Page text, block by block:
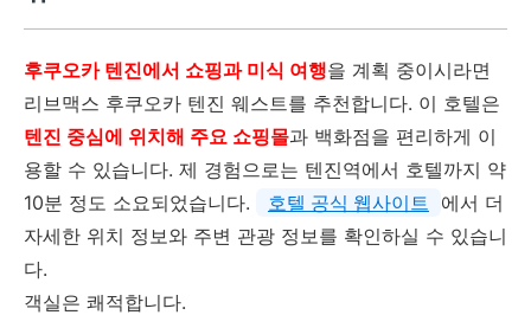
후쿠오카 텐진에서 쇼핑과 미식 여행을 계획 중이시라면
리브맥스 후쿠오카 텐진 웨스트를 추천합니다. 이 호텔은
텐진 중심에 위치해 주요 쇼핑몰과 백화점을 편리하게 이
용할 수 있습니다. 제 경험으로는 텐진역에서 호텔까지 약
10분 정도 소요되었습니다.
호텔 공식 웹사이트
에서 더
자세한 위치 정보와 주변 관광 정보를 확인하실 수 있습니
다.
객실은 쾌적합니다.